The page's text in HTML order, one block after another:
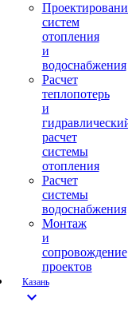
систем
отопления
и
водоснабжения
Расчет
теплопотерь
и
расчет
системы
отопления
Расчет
системы
водоснабжения
Монтаж
и
сопровождение
проектов
Казань
expand_more